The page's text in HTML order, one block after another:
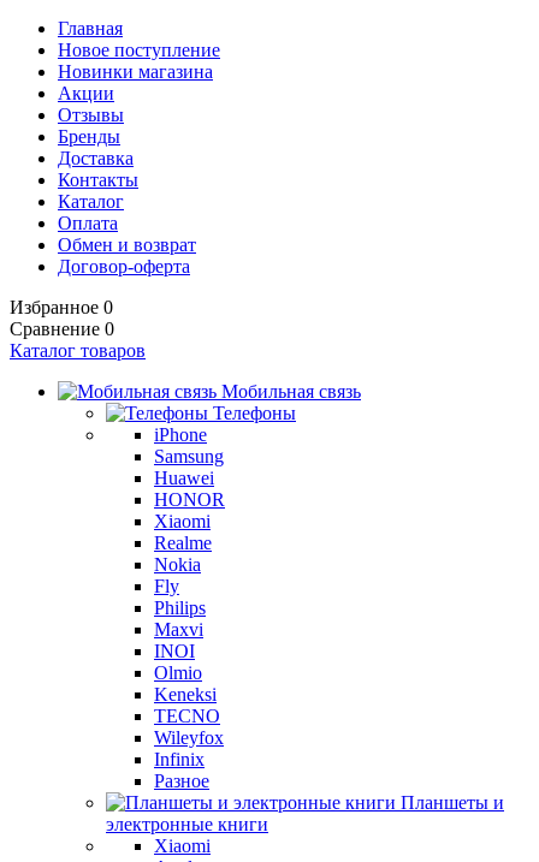
Главная
Новое поступление
Новинки магазина
Акции
Отзывы
Бренды
Доставка
Контакты
Каталог
Оплата
Обмен и возврат
Договор-оферта
Избранное 0
Сравнение 0
Каталог товаров
Мобильная связь
Телефоны
iPhone
Samsung
Huawei
HONOR
Xiaomi
Realme
Nokia
Fly
Philips
Maxvi
INOI
Olmio
Keneksi
TECNO
Wileyfox
Infinix
Разное
Планшеты и
электронные книги
Xiaomi